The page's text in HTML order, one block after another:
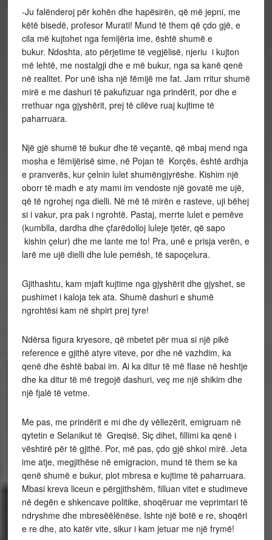
-Ju falënderoj për kohën dhe hapësirën, që më jepni, me
këtë bisedë, profesor Murati! Mund të them që çdo gjë, e
cila më kujtohet nga femijëria ime, është shumë e
bukur. Ndoshta, ato përjetime të vegjëlisë, njeriu i kujton
më lehtë, me nostalgji dhe e më bukur, nga sa kanë qenë
në realitet. Por unë isha një fëmijë me fat. Jam rritur shumë
mirë e me dashuri të pakufizuar nga prindërit, por dhe e
rrethuar nga gjyshërit, prej të cilëve ruaj kujtime të
paharruara.
Një gjë shumë të bukur dhe të veçantë, që mbaj mend nga
mosha e fëmijërisë sime, në Pojan të Korçës, është ardhja
e pranverës, kur çelnin lulet shumëngjyrëshe. Kishim një
oborr të madh e aty mami im vendoste një govatë me ujë,
që të ngrohej nga dielli. Në më të mirën e rasteve, uji bëhej
si i vakur, pra pak i ngrohtë. Pastaj, merrte lulet e pemëve
(kumblla, dardha dhe çfarëdolloj luleje tjetër, që sapo
kishin çelur) dhe me lante me to! Pra, unë e prisja verën, e
larë me ujë dielli dhe lule pemësh, të sapoçelura.
Gjithashtu, kam mjaft kujtime nga gjyshërit dhe gjyshet, se
pushimet i kaloja tek ata. Shumë dashuri e shumë
ngrohtësi kam në shpirt prej tyre!
Ndërsa figura kryesore, që mbetet për mua si një pikë
reference e gjithë atyre viteve, por dhe në vazhdim, ka
qenë dhe është babai im. Ai ka ditur të më flase në heshtje
dhe ka ditur të më tregojë dashuri, veç me një shikim dhe
një fjalë të vetme.
Me pas, me prindërit e mi dhe dy vëllezërit, emigruam në
qytetin e Selanikut të Greqisë. Siç dihet, fillimi ka qenë i
vështirë për të gjithë. Por, më pas, çdo gjë shkoi mirë. Jeta
ime atje, megjithëse në emigracion, mund të them se ka
qenë shumë e bukur, plot mbresa e kujtime të paharruara.
Mbasi kreva liceun e përgjithshëm, filluan vitet e studimeve
në degën e shkencave politike, shoqëruar me veprimtari të
ndryshme dhe mbresëëlënëse. Ishte një botë e re, shoqëri
e re dhe, ato katër vite, sikur i kam jetuar me një frymë!